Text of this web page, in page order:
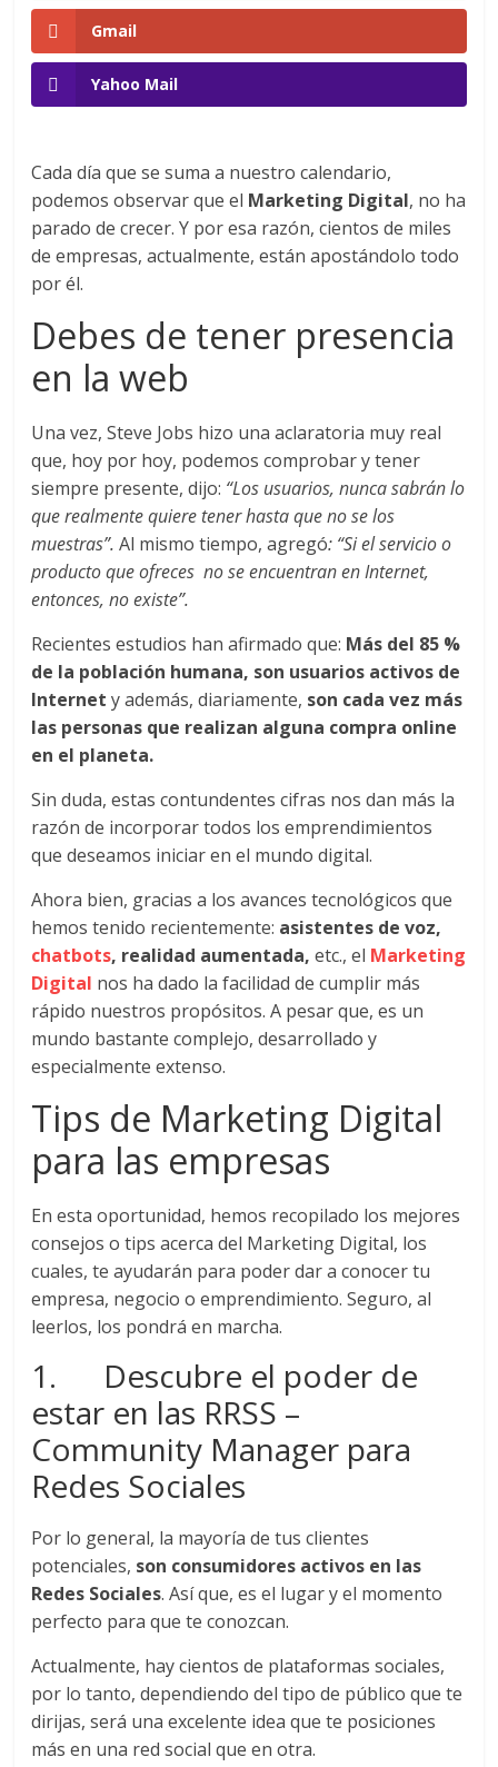
en
Colombia
|
Magazine
de
Publicidad
y
Marketing
|
Noticias
de
Actualidad
y
Mercadeo
en
Colombia
|
Revistas
de
Actualidad
en
Colombia
iBlue
Marketing
Magazine
Mercadeo
Medios
de
Agencia
Blue
Design
Colombia
Gmail
Yahoo Mail
Cada día que se suma a nuestro calendario,
podemos observar que el Marketing Digital, no ha
parado de crecer. Y por esa razón, cientos de miles
de empresas, actualmente, están apostándolo todo
por él.
Debes de tener presencia
en la web
Una vez, Steve Jobs hizo una aclaratoria muy real
que, hoy por hoy, podemos comprobar y tener
siempre presente, dijo: “Los usuarios, nunca sabrán lo
que realmente quiere tener hasta que no se los
muestras”.Al mismo tiempo, agregó: “Si el servicio o
producto que ofreces no se encuentran en Internet,
entonces, no existe”.
Recientes estudios han afirmado que: Más del 85 %
de la población humana, son usuarios activos de
Internet y además, diariamente, son cada vez más
las personas que realizan alguna compra online
en el planeta.
Sin duda, estas contundentes cifras nos dan más la
razón de incorporar todos los emprendimientos
que deseamos iniciar en el mundo digital.
Ahora bien, gracias a los avances tecnológicos que
hemos tenido recientemente: asistentes de voz,
chatbots, realidad aumentada, etc., el Marketing
Digital nos ha dado la facilidad de cumplir más
rápido nuestros propósitos. A pesar que, es un
mundo bastante complejo, desarrollado y
especialmente extenso.
Tips de Marketing Digital
para las empresas
En esta oportunidad, hemos recopilado los mejores
consejos o tips acerca del Marketing Digital, los
cuales, te ayudarán para poder dar a conocer tu
empresa, negocio o emprendimiento. Seguro, al
leerlos, los pondrá en marcha.
1. Descubre el poder de
estar en las RRSS –
Community Manager para
Redes Sociales
Por lo general, la mayoría de tus clientes
potenciales, son consumidores activos en las
Redes Sociales. Así que, es el lugar y el momento
perfecto para que te conozcan.
Actualmente, hay cientos de plataformas sociales,
por lo tanto, dependiendo del tipo de público que te
dirijas, será una excelente idea que te posiciones
más en una red social que en otra.